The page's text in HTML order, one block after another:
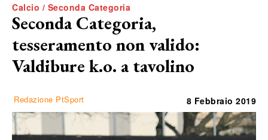
Calcio / Seconda Categoria
Seconda Categoria,
tesseramento non valido:
Valdibure k.o. a tavolino
Redazione PtSport 8 Febbraio 2019